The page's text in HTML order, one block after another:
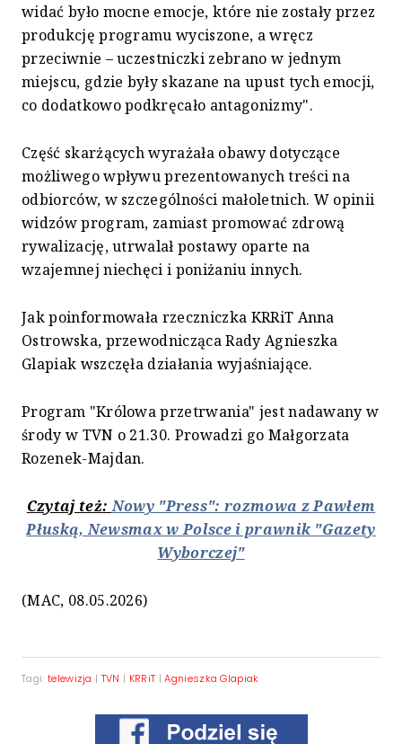
widać było mocne emocje, które nie zostały przez
produkcję programu wyciszone, a wręcz
przeciwnie – uczestniczki zebrano w jednym
miejscu, gdzie były skazane na upust tych emocji,
co dodatkowo podkręcało antagonizmy".
Część skarżących wyrażała obawy dotyczące
możliwego wpływu prezentowanych treści na
odbiorców, w szczególności małoletnich. W opinii
widzów program, zamiast promować zdrową
rywalizację, utrwalał postawy oparte na
wzajemnej niechęci i poniżaniu innych.
Jak poinformowała rzeczniczka KRRiT Anna
Ostrowska, przewodnicząca Rady Agnieszka
Glapiak wszczęła działania wyjaśniające.
Program "Królowa przetrwania" jest nadawany w
środy w TVN o 21.30. Prowadzi go Małgorzata
Rozenek-Majdan.
Czytaj też:Nowy "Press": rozmowa z Pawłem
Płuską, Newsmax w Polsce i prawnik "Gazety
Wyborczej"
(MAC, 08.05.2026)
Tagi: telewizja | TVN | KRRiT |Agnieszka Glapiak